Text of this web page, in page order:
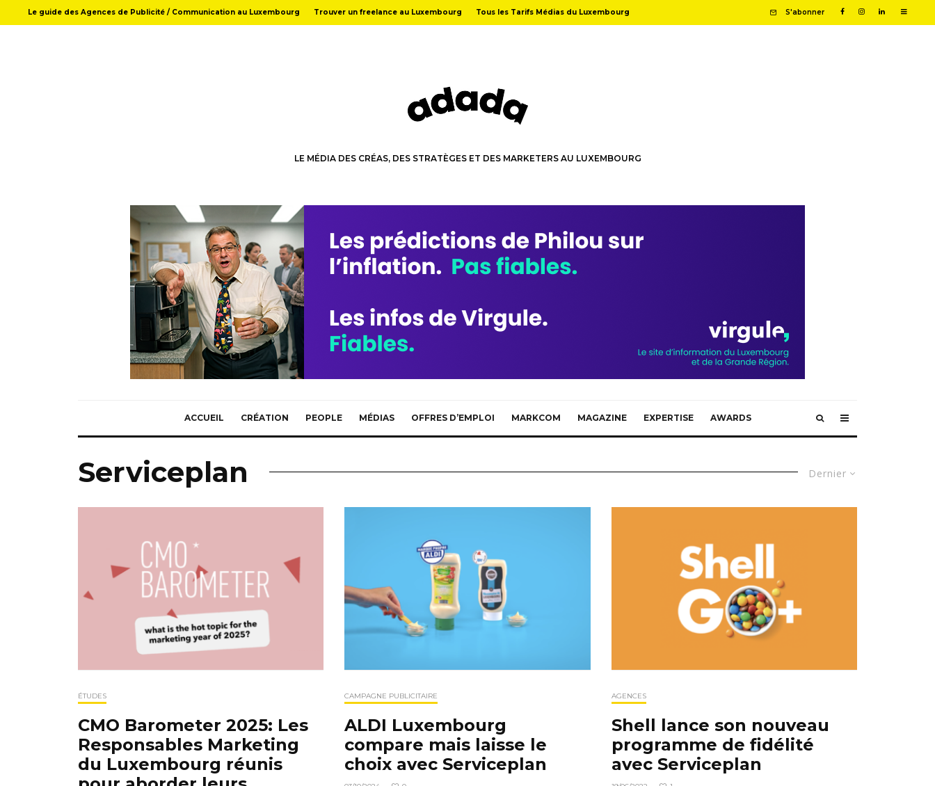
Le guide des Agences de Publicité / Communication au Luxembourg Trouver un freelance au Luxembourg Tous les Tarifs Médias du Luxembourg S'abonner
LE MÉDIA DES CRÉAS, DES STRATÈGES ET DES MARKETERS AU LUXEMBOURG
ACCUEIL CRÉATION PEOPLE MÉDIAS OFFRES D’EMPLOI MARKCOM MAGAZINE EXPERTISE AWARDS
Dernier
Serviceplan
ÉTUDES
CMO Barometer 2025: Les
Responsables Marketing
du Luxembourg réunis
CAMPAGNE PUBLICITAIRE
ALDI Luxembourg
compare mais laisse le
choix avec Serviceplan
AGENCES
Shell lance son nouveau
programme de fidélité
avec Serviceplan